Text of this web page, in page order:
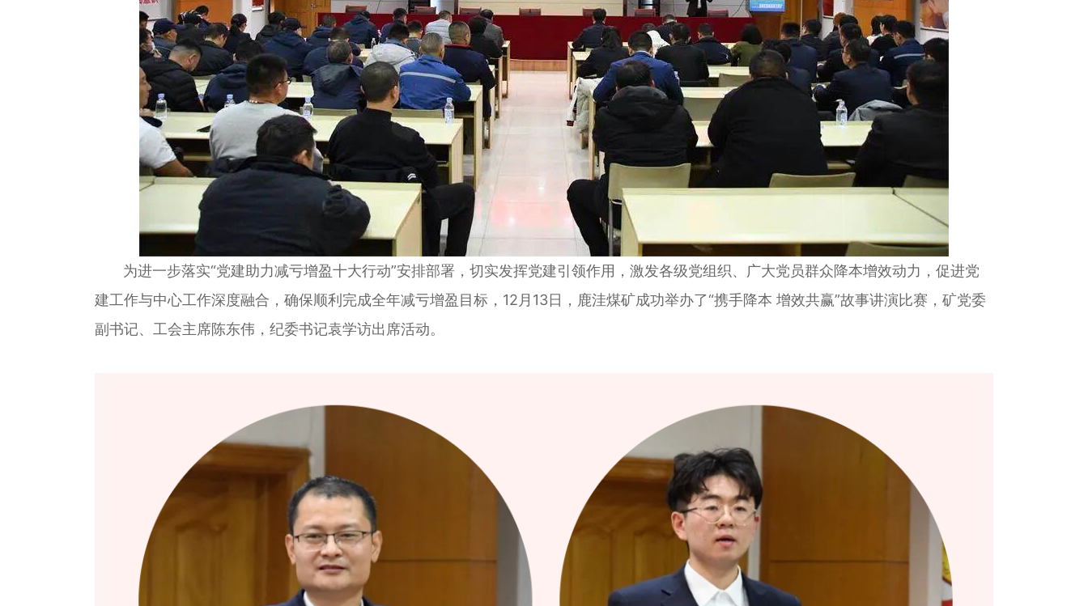
为进一步落实“党建助力减亏增盈十大行动”安排部署，切实发挥党建引领作用，激发各级党组织、广大党员群众降本增效动力，促进党
建工作与中心工作深度融合，确保顺利完成全年减亏增盈目标，12月13日，鹿洼煤矿成功举办了“携手降本 增效共赢”故事讲演比赛，矿党委
副书记、工会主席陈东伟，纪委书记袁学访出席活动。